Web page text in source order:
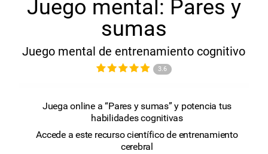
Juego mental: Pares y
sumas
Juego mental de entrenamiento cognitivo
3.6
Juega online a “Pares y sumas” y potencia tus
habilidades cognitivas
Accede a este recurso científico de entrenamiento
cerebral